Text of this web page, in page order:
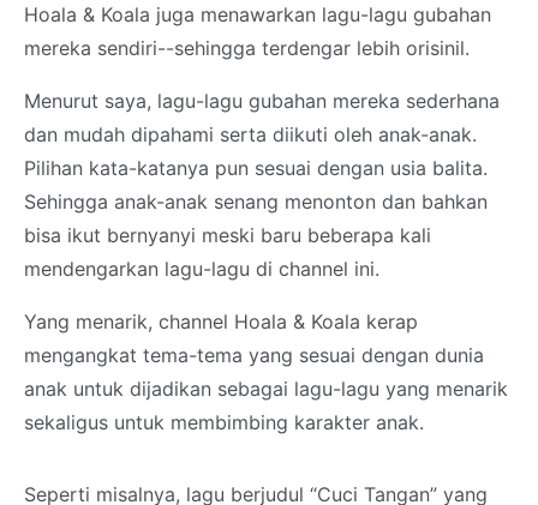
Hoala & Koala juga menawarkan lagu-lagu gubahan
mereka sendiri--sehingga terdengar lebih orisinil.
Menurut saya, lagu-lagu gubahan mereka sederhana
dan mudah dipahami serta diikuti oleh anak-anak.
Pilihan kata-katanya pun sesuai dengan usia balita.
Sehingga anak-anak senang menonton dan bahkan
bisa ikut bernyanyi meski baru beberapa kali
mendengarkan lagu-lagu di channel ini.
Yang menarik, channel Hoala & Koala kerap
mengangkat tema-tema yang sesuai dengan dunia
anak untuk dijadikan sebagai lagu-lagu yang menarik
sekaligus untuk membimbing karakter anak.
Seperti misalnya, lagu berjudul “Cuci Tangan” yang